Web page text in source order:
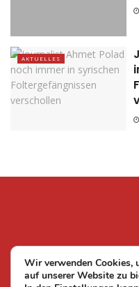
AKTUELLES
Wir verwenden Cookies,
auf unserer Website zu